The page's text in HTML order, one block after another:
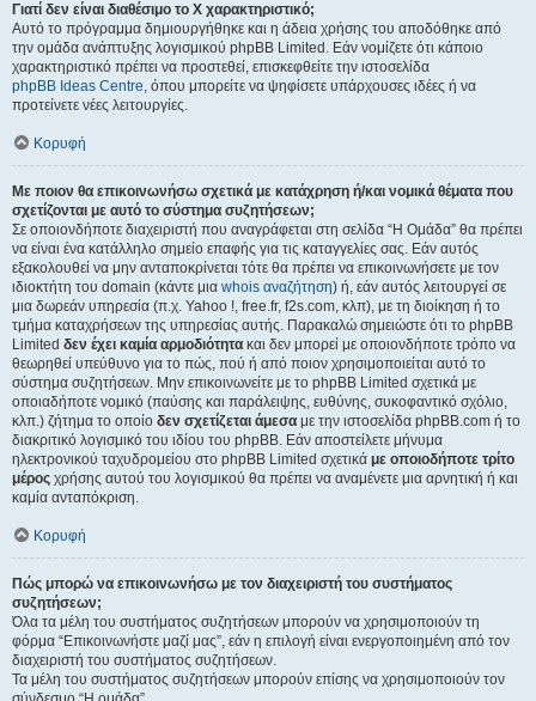
Γιατί δεν είναι διαθέσιμο το Χ χαρακτηριστικό;
Αυτό το πρόγραμμα δημιουργήθηκε και η άδεια χρήσης του αποδόθηκε από
την ομάδα ανάπτυξης λογισμικού phpBB Limited. Εάν νομίζετε ότι κάποιο
χαρακτηριστικό πρέπει να προστεθεί, επισκεφθείτε την ιστοσελίδα
phpBB Ideas Centre, όπου μπορείτε να ψηφίσετε υπάρχουσες ιδέες ή να
προτείνετε νέες λειτουργίες.
Κορυφή
Με ποιον θα επικοινωνήσω σχετικά με κατάχρηση ή/και νομικά θέματα που
σχετίζονται με αυτό το σύστημα συζητήσεων;
Σε οποιονδήποτε διαχειριστή που αναγράφεται στη σελίδα “Η Ομάδα” θα πρέπει
να είναι ένα κατάλληλο σημείο επαφής για τις καταγγελίες σας. Εάν αυτός
εξακολουθεί να μην ανταποκρίνεται τότε θα πρέπει να επικοινωνήσετε με τον
ιδιοκτήτη του domain (κάντε μια whois αναζήτηση) ή, εάν αυτός λειτουργεί σε
μια δωρεάν υπηρεσία (π.χ. Yahoo !, free.fr, f2s.com, κλπ), με τη διοίκηση ή το
τμήμα καταχρήσεων της υπηρεσίας αυτής. Παρακαλώ σημειώστε ότι το phpBB
Limited δεν έχει καμία αρμοδιότητα και δεν μπορεί με οποιονδήποτε τρόπο να
θεωρηθεί υπεύθυνο για το πώς, πού ή από ποιον χρησιμοποιείται αυτό το
σύστημα συζητήσεων. Μην επικοινωνείτε με το phpBB Limited σχετικά με
οποιαδήποτε νομικό (παύσης και παράλειψης, ευθύνης, συκοφαντικό σχόλιο,
κλπ.) ζήτημα το οποίο δεν σχετίζεται άμεσα με την ιστοσελίδα phpBB.com ή το
διακριτικό λογισμικό του ιδίου του phpBB. Εάν αποστείλετε μήνυμα
ηλεκτρονικού ταχυδρομείου στο phpBB Limited σχετικά με οποιοδήποτε τρίτο
μέρος χρήσης αυτού του λογισμικού θα πρέπει να αναμένετε μια αρνητική ή και
καμία ανταπόκριση.
Κορυφή
Πώς μπορώ να επικοινωνήσω με τον διαχειριστή του συστήματος
συζητήσεων;
Όλα τα μέλη του συστήματος συζητήσεων μπορούν να χρησιμοποιούν τη
φόρμα “Επικοινωνήστε μαζί μας”, εάν η επιλογή είναι ενεργοποιημένη από τον
διαχειριστή του συστήματος συζητήσεων.
Τα μέλη του συστήματος συζητήσεων μπορούν επίσης να χρησιμοποιούν τον